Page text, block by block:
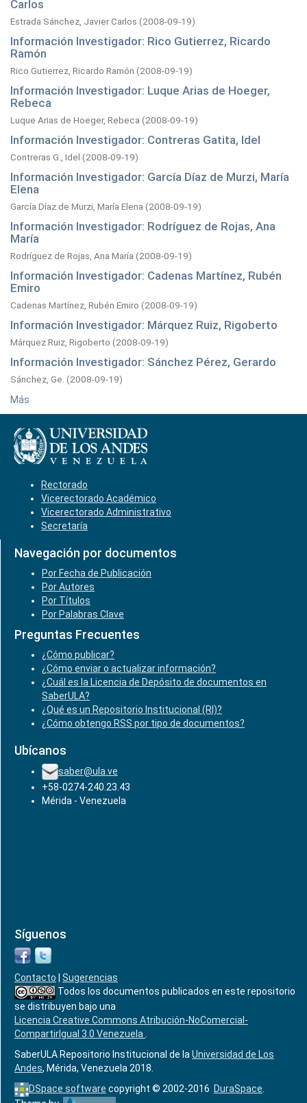
Carlos
Estrada Sánchez, Javier Carlos (2008-09-19)
Información Investigador: Rico Gutierrez, Ricardo
Ramón
Rico Gutierrez, Ricardo Ramón (2008-09-19)
Información Investigador: Luque Arias de Hoeger,
Rebeca
Luque Arias de Hoeger, Rebeca (2008-09-19)
Información Investigador: Contreras Gatita, Idel
Contreras G., Idel (2008-09-19)
Información Investigador: García Díaz de Murzi, María
Elena
García Díaz de Murzi, María Elena (2008-09-19)
Información Investigador: Rodríguez de Rojas, Ana
María
Rodríguez de Rojas, Ana María (2008-09-19)
Información Investigador: Cadenas Martínez, Rubén
Emiro
Cadenas Martínez, Rubén Emiro (2008-09-19)
Información Investigador: Márquez Ruiz, Rigoberto
Márquez Ruiz, Rigoberto (2008-09-19)
Información Investigador: Sánchez Pérez, Gerardo
Sánchez, Ge. (2008-09-19)
Más
Rectorado
Vicerectorado Académico
Vicerectorado Administrativo
Secretaría
Navegación por documentos
Por Fecha de Publicación
Por Autores
Por Títulos
Por Palabras Clave
Preguntas Frecuentes
¿Cómo publicar?
¿Cómo enviar o actualizar información?
¿Cuál es la Licencia de Depósito de documentos en
SaberULA?
¿Qué es un Repositorio Institucional (RI)?
¿Cómo obtengo RSS por tipo de documentos?
Ubícanos
saber@ula.ve
+58-0274-240.23.43
Mérida - Venezuela
Síguenos
Contacto
Sugerencias
Todos los documentos publicados en este repositorio
se distribuyen bajo una
Licencia Creative Commons Atribución-NoComercial-
CompartirIgual 3.0 Venezuela
SaberULA Repositorio Institucional de la Universidad de Los
Andes, Mérida, Venezuela 2018.
DSpace software copyright © 2002-2016 DuraSpace